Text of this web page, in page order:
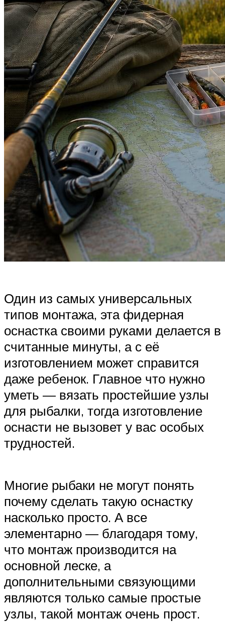
Один из самых универсальных
типов монтажа, эта фидерная
оснастка своими руками делается в
считанные минуты, а с её
изготовлением может справится
даже ребенок. Главное что нужно
уметь — вязать простейшие узлы
для рыбалки, тогда изготовление
оснасти не вызовет у вас особых
трудностей.
Многие рыбаки не могут понять
почему сделать такую оснастку
насколько просто. А все
элементарно — благодаря тому,
что монтаж производится на
основной леске, а
дополнительными связующими
являются только самые простые
узлы, такой монтаж очень прост.